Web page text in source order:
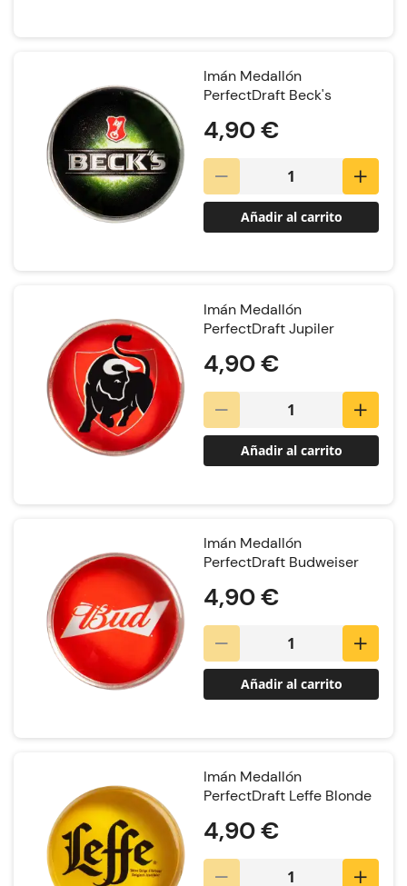
Imán Medallón
PerfectDraft Beck's
4,90 €
Añadir al carrito
Imán Medallón
PerfectDraft Jupiler
4,90 €
Añadir al carrito
Imán Medallón
PerfectDraft Budweiser
4,90 €
Añadir al carrito
Imán Medallón
PerfectDraft Leffe Blonde
4,90 €